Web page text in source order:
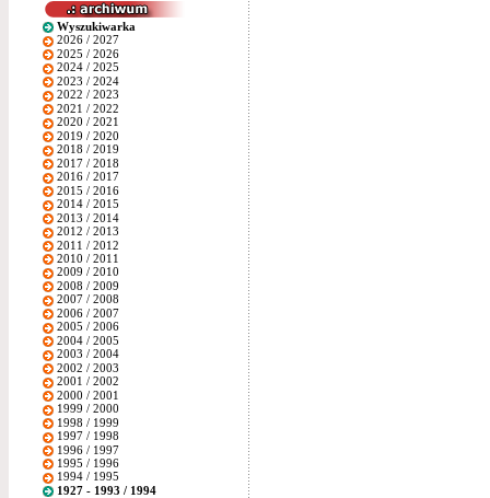
Wyszukiwarka
2026 / 2027
2025 / 2026
2024 / 2025
2023 / 2024
2022 / 2023
2021 / 2022
2020 / 2021
2019 / 2020
2018 / 2019
2017 / 2018
2016 / 2017
2015 / 2016
2014 / 2015
2013 / 2014
2012 / 2013
2011 / 2012
2010 / 2011
2009 / 2010
2008 / 2009
2007 / 2008
2006 / 2007
2005 / 2006
2004 / 2005
2003 / 2004
2002 / 2003
2001 / 2002
2000 / 2001
1999 / 2000
1998 / 1999
1997 / 1998
1996 / 1997
1995 / 1996
1994 / 1995
1927 - 1993 / 1994